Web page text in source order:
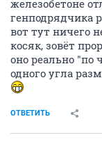
железобетоне
генподрядчика
вот тут ничего
косяк, зовёт
оно реально "по
одного угла
ОТВЕТИТЬ